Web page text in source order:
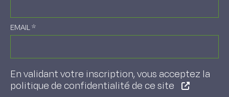
EMAIL*
En validant votre inscription, vous acceptez la
politique de confidentialité de ce site